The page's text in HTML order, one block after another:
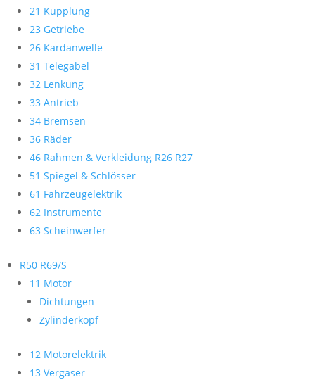
21 Kupplung
23 Getriebe
26 Kardanwelle
31 Telegabel
32 Lenkung
33 Antrieb
34 Bremsen
36 Räder
46 Rahmen & Verkleidung R26 R27
51 Spiegel & Schlösser
61 Fahrzeugelektrik
62 Instrumente
63 Scheinwerfer
R50 R69/S
11 Motor
Dichtungen
Zylinderkopf
12 Motorelektrik
13 Vergaser